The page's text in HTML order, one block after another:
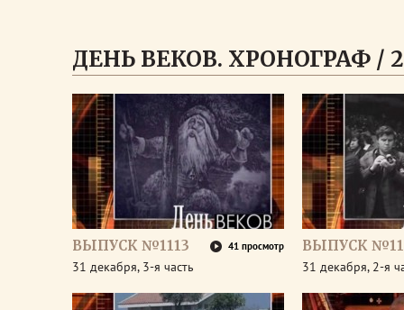
ДЕНЬ ВЕКОВ. ХРОНОГРАФ /
ВЫПУСК №1113 41 просмотр
31 декабря, 3-я часть
ВЫПУСК
31 декабря, 2-я